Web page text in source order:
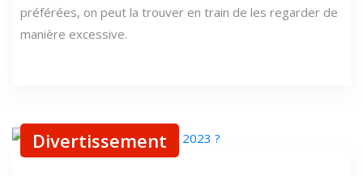
préférées, on peut la trouver en train de les regarder de
manière excessive.
Divertissement